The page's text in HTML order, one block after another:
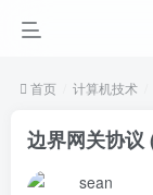
首页 计算机技术
边界网关协
sean